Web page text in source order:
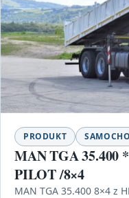
PRODUKT
MAN TGA 35.400
PILOT /8×4
MAN TGA 35.400 8×4 z